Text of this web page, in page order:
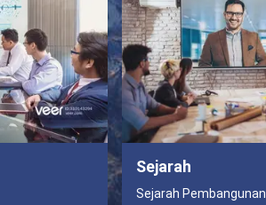
Sejarah
Sejarah Pembangunan